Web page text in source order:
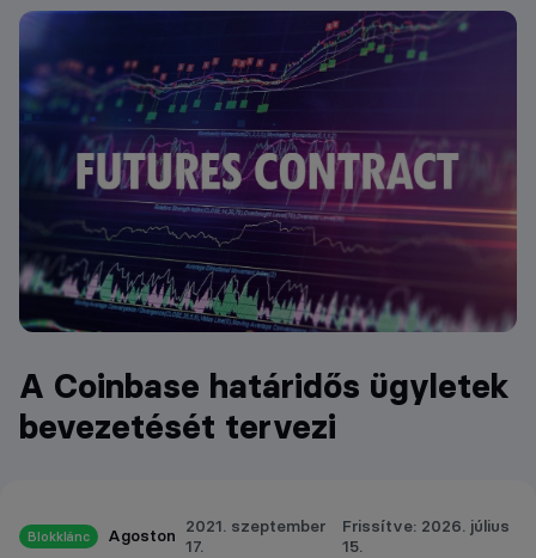
A Coinbase határidős ügyletek
bevezetését tervezi
Blokklánc Agoston 2021. szeptember
17.
Frissítve: 2026. július
15.